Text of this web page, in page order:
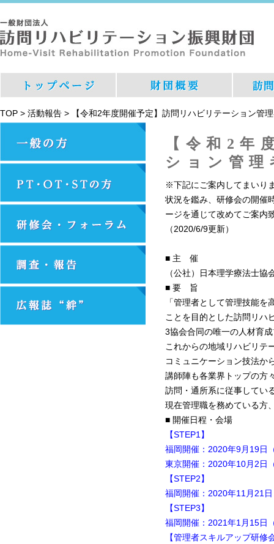
TOP > 活動報告 > 【令和2年度開催予定】訪問リハビリテーション管
【令和2年
ション管
※下記にご案内してまいり
状況を鑑み、研修会の開催
ージを通じて改めてご案内
（2020/6/9更新）
■ 主 催
（公社）日本理学療法士
■ 要 旨
「管理者として管理技能
ことを目的とした訪問リハ
3協会合同の唯一の人材育
これからの地域リハビリテ
コミュニケーション技法か
講師陣も各業界トップの方
訪問・通所系に従事してい
現在管理職を務めている方
■ 開催日程・会場
【STEP1】
福岡開催：2020年9月19日
東京開催：2020年10月2日
【STEP2】
福岡開催：2020年11月21
【STEP3】
福岡開催：2021年1月15日
【管理者スキルアップ研修